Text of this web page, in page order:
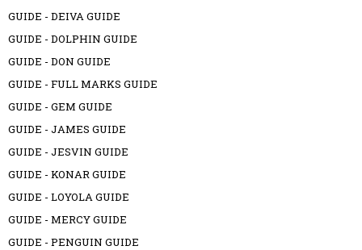
GUIDE - DEIVA GUIDE
GUIDE - DOLPHIN GUIDE
GUIDE - DON GUIDE
GUIDE - FULL MARKS GUIDE
GUIDE - GEM GUIDE
GUIDE - JAMES GUIDE
GUIDE - JESVIN GUIDE
GUIDE - KONAR GUIDE
GUIDE - LOYOLA GUIDE
GUIDE - MERCY GUIDE
GUIDE - PENGUIN GUIDE